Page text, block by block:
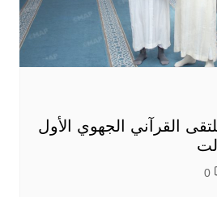
القرآني الجهوي الأول
0